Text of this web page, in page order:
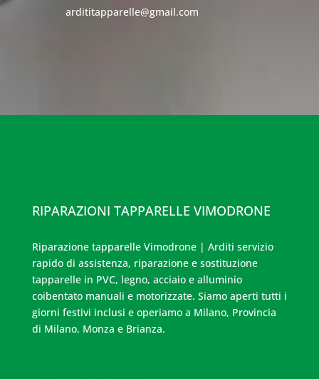
ardititapparelle@gmail.com
RIPARAZIONI TAPPARELLE VIMODRONE
Riparazione tapparelle Vimodrone | Arditi servizio
rapido di assistenza, riparazione e sostituzione
tapparelle in PVC, legno, acciaio e alluminio
coibentato manuali e motorizzate. Siamo aperti tutti i
giorni festivi inclusi e operiamo a Milano, Provincia
di Milano, Monza e Brianza.